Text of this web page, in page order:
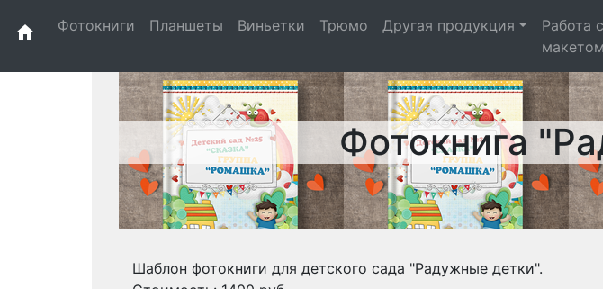
home Фотокниги Планшеты Виньетки Трюмо Другая продукция
Работа с
макетом
Фотокнига
Шаблон фотокниги для детского сада "Радужные детки".